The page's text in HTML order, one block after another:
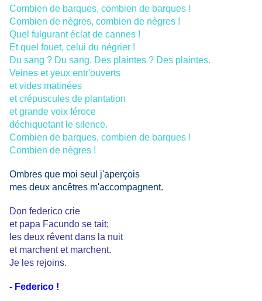
Combien de barques, combien de barques !
Combien de nègres, combien de nègres !
Quel fulgurant éclat de cannes !
Et quel fouet, celui du négrier !
Du sang ? Du sang. Des plaintes ? Des plaintes.
Veines et yeux entr'ouverts
et vides matinées
et crépuscules de plantation
et grande voix féroce
déchiquetant le silence.
Combien de barques, combien de barques !
Combien de nègres !
Ombres que moi seul j'aperçois
mes deux ancêtres m'accompagnent.
Don federico crie
et papa Facundo se tait;
les deux rêvent dans la nuit
et marchent et marchent.
Je les rejoins.
- Federico !